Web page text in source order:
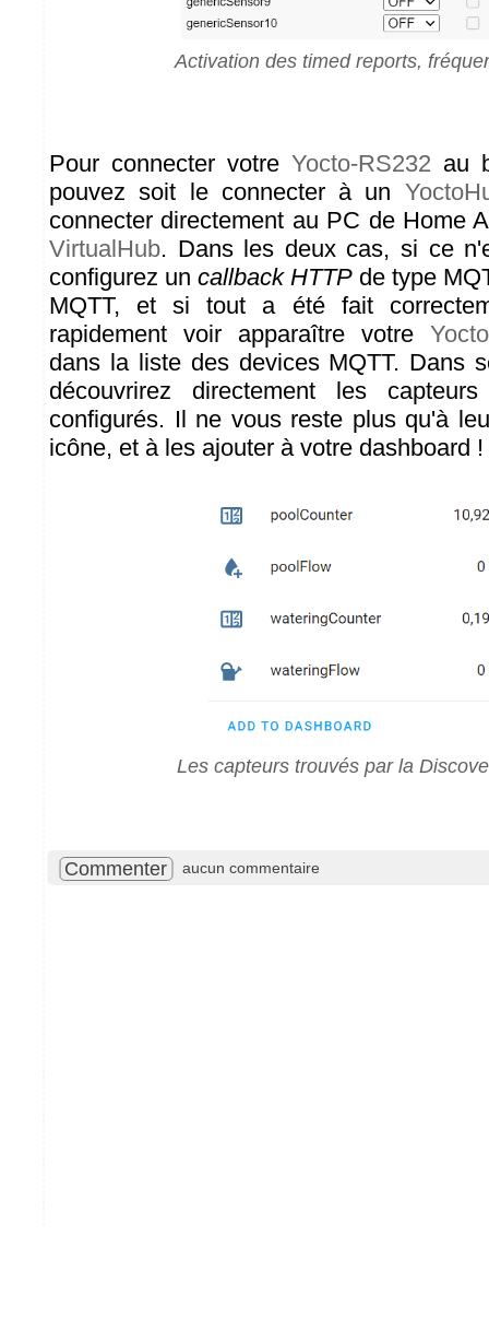
Activation des timed reports,
Pour connecter votre Yocto-RS232 au
pouvez soit le connecter à un
connecter directement au PC de Home
VirtualHub. Dans les deux cas, si ce
configurez un callback HTTP de type
MQTT, et si tout a été fait
rapidement voir apparaître votre
dans la liste des devices MQTT. Dans
découvrirez directement les
configurés. Il ne vous reste plus qu'à
icône, et à les ajouter à votre dashboard !
Les capteurs trouvés par la
Commenter aucun commentaire